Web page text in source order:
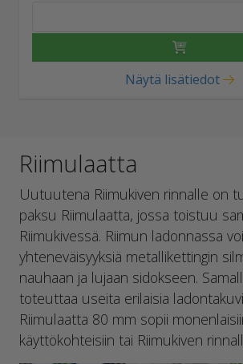
Näytä lisätiedot
Riimulaatta
Uutuutena Riimukiven rinnalle on
paksu Riimulaatta, jossa toistuu
Riimukivessä. Riimun ladonnassa
yhteneväisyyksiä metallikettingin
nauhaan ja lujaan sidokseen.
toteuttaa useita erilaisia
Riimulaatta 80 mm sopii
käyttökohteisiin tai Riimukiven